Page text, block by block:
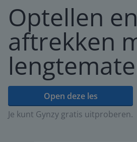
Optellen en
aftrekken
Open deze les
Je kunt Gynzy gratis uitproberen.